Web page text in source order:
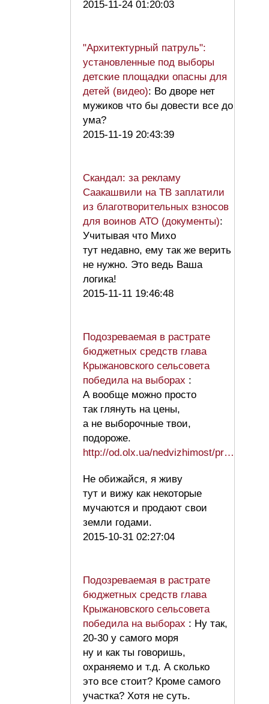
2015-11-24 01:20:03
"Архитектурный патруль":
установленные под выборы
детские площадки опасны для
детей (видео): Во дворе нет
мужиков что бы довести все до
ума?
2015-11-19 20:43:39
Скандал: за рекламу
Саакашвили на ТВ заплатили
из благотворительных взносов
для воинов АТО (документы):
Учитывая что Михо
тут недавно, ему так же верить
не нужно. Это ведь Ваша
логика!
2015-11-11 19:46:48
Подозреваемая в растрате
бюджетных средств глава
Крыжановского сельсовета
победила на выборах :
А вообще можно просто
так глянуть на цены,
а не выборочные твои,
подороже.
http://od.olx.ua/nedvizhimost/pr…
Не обижайся, я живу
тут и вижу как некоторые
мучаются и продают свои
земли годами.
2015-10-31 02:27:04
Подозреваемая в растрате
бюджетных средств глава
Крыжановского сельсовета
победила на выборах : Ну так,
20-30 у самого моря
ну и как ты говоришь,
охраняемо и т.д. А сколько
это все стоит? Кроме самого
участка? Хотя не суть.